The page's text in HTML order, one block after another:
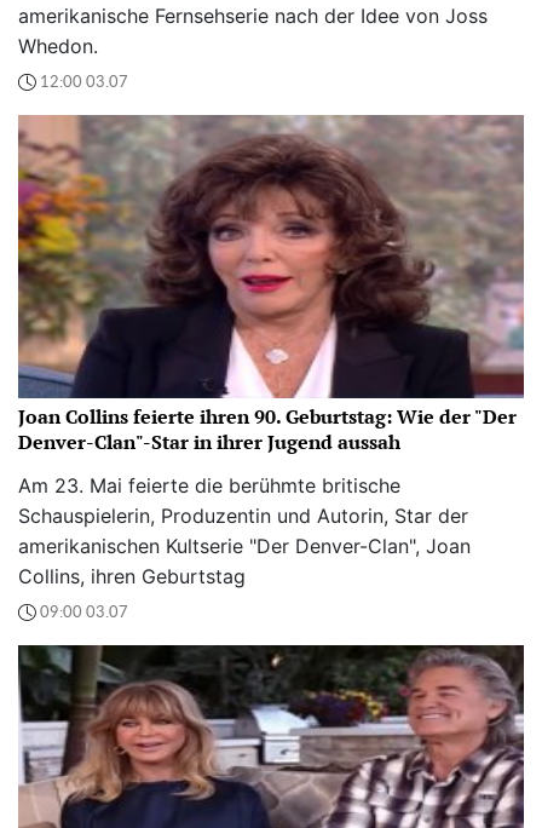
amerikanische Fernsehserie nach der Idee von Joss
Whedon.
12:00 03.07
Joan Collins feierte ihren 90. Geburtstag: Wie der "Der
Denver-Clan"-Star in ihrer Jugend aussah
Am 23. Mai feierte die berühmte britische
Schauspielerin, Produzentin und Autorin, Star der
amerikanischen Kultserie "Der Denver-Clan", Joan
Collins, ihren Geburtstag
09:00 03.07